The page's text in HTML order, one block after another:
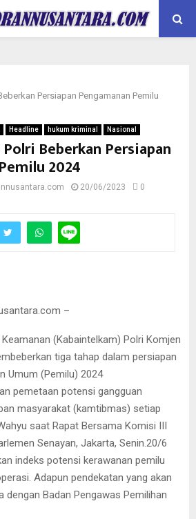
Persiapan Pengamanan Pemilu
Headline hukum kriminal Nasional
Beberkan Persiapan
2024
20/06/2023
0
–
(Kabaintelkam) Polri Komjen
tiga tahap dalam persiapan
Umum (Pemilu) 2024
pemetaan potensi gangguan
masyarakat (kamtibmas) setiap
saat Rapat Bersama Komisi III
Senayan, Jakarta, Senin.20/6
indeks potensi kerawanan pemilu
Adapun pendekatan yang akan
dengan Badan Pengawas Pemilihan